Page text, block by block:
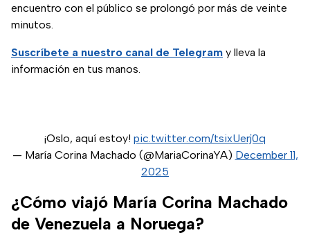
encuentro con el público se prolongó por más de veinte
minutos.
Suscríbete a nuestro canal de Telegram y lleva la
información en tus manos.
¡Oslo, aquí estoy! pic.twitter.com/tsixUerj0q
— María Corina Machado (@MariaCorinaYA) December 11,
2025
¿Cómo viajó María Corina Machado
de Venezuela a Noruega?